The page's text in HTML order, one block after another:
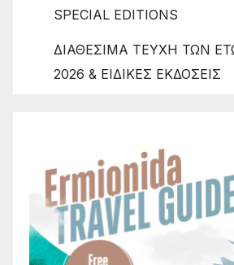
SPECIAL EDITIONS
ΔΙΑΘΕΣΙΜΑ ΤΕΥΧΗ ΤΩΝ
2026 & ΕΙΔΙΚΕΣ ΕΚΔΟΣΕΙΣ